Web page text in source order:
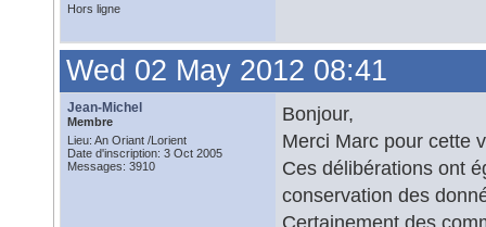
Hors ligne
Wed 02 May 2012 08:41
Jean-Michel
Membre
Lieu: An Oriant /Lorient
Date d'inscription: 3 Oct 2005
Messages: 3910
Bonjour,
Merci Marc pour cette
Ces délibérations ont
conservation des
Certainement des